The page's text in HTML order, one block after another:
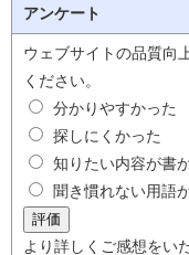
アンケート
ウェブサイトの品質向
ください。
分かりやすかった
探しにくかった
知りたい内容が書
聞き慣れない用語
より詳しくご感想をい